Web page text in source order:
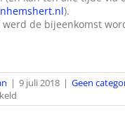
).
de bijeenkomst
| 9 juli 2018 | Geen
Lancering